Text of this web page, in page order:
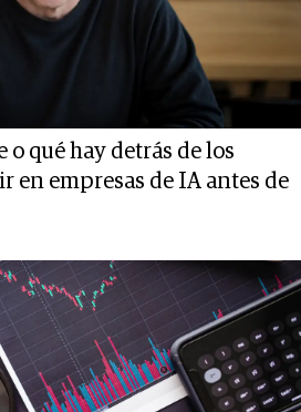
o qué hay detrás de los
en empresas de IA antes de